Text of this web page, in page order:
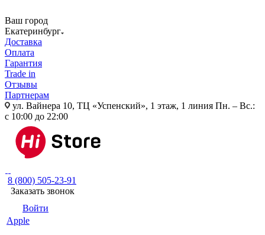
Ваш город
Екатеринбург
Доставка
Оплата
Гарантия
Trade in
Отзывы
Партнерам
ул. Вайнера 10, ТЦ «Успенский», 1 этаж, 1 линия Пн. – Вс.:
с 10:00 до 22:00
8 (800) 505-23-91
Заказать звонок
Войти
Apple